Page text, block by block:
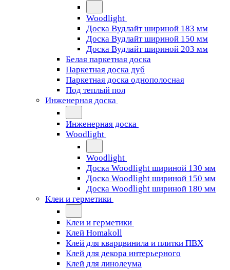
Woodlight
Доска Вудлайт шириной 183 мм
Доска Вудлайт шириной 150 мм
Доска Вудлайт шириной 203 мм
Белая паркетная доска
Паркетная доска дуб
Паркетная доска однополосная
Под теплый пол
Инженерная доска
Инженерная доска
Woodlight
Woodlight
Доска Woodlight шириной 130 мм
Доска Woodlight шириной 150 мм
Доска Woodlight шириной 180 мм
Клеи и герметики
Клеи и герметики
Клей Homakoll
Клей для кварцвинила и плитки ПВХ
Клей для декора интерьерного
Клей для линолеума